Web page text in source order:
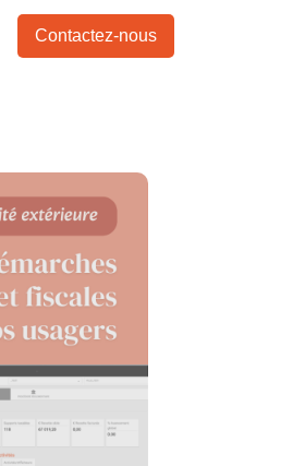
Contactez-nous